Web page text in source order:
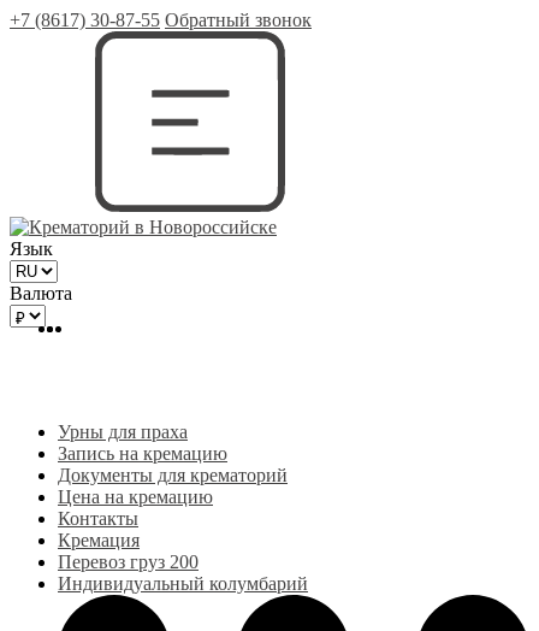
+7 (8617) 30-87-55 Обратный звонок
Язык
Валюта
Урны для праха
Запись на кремацию
Документы для крематорий
Цена на кремацию
Контакты
Кремация
Перевоз груз 200
Индивидуальный колумбарий